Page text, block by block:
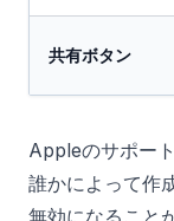
共有ボタン
Appleのサポー
誰かによって作
無効になること